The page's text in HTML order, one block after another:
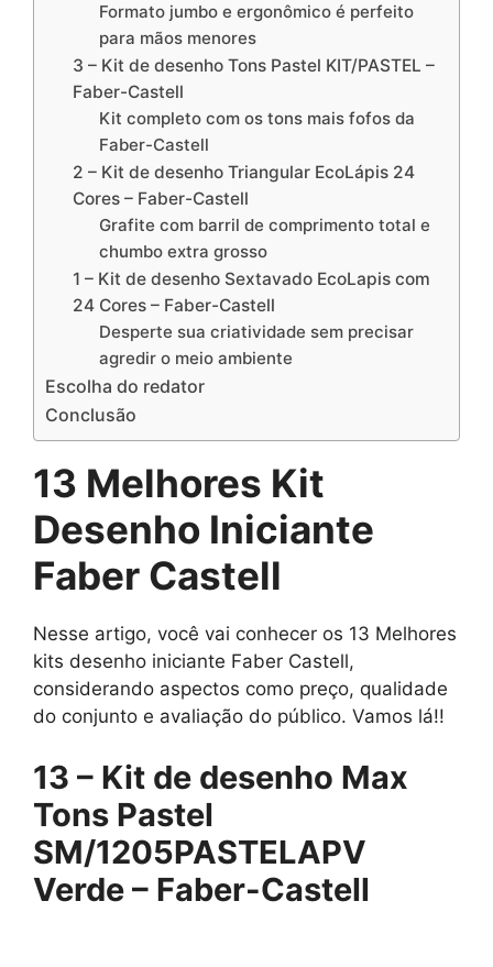
Formato jumbo e ergonômico é perfeito
para mãos menores
3 – Kit de desenho Tons Pastel KIT/PASTEL –
Faber-Castell
Kit completo com os tons mais fofos da
Faber-Castell
2 – Kit de desenho Triangular EcoLápis 24
Cores – Faber-Castell
Grafite com barril de comprimento total e
chumbo extra grosso
1 – Kit de desenho Sextavado EcoLapis com
24 Cores – Faber-Castell
Desperte sua criatividade sem precisar
agredir o meio ambiente
Escolha do redator
Conclusão
13 Melhores Kit
Desenho Iniciante
Faber Castell
Nesse artigo, você vai conhecer os 13 Melhores
kits desenho iniciante Faber Castell,
considerando aspectos como preço, qualidade
do conjunto e avaliação do público. Vamos lá!!
13 – Kit de desenho Max
Tons Pastel
SM/1205PASTELAPV
Verde – Faber-Castell